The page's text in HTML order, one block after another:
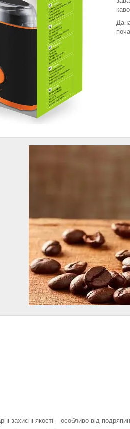
захисні якості – особливо від